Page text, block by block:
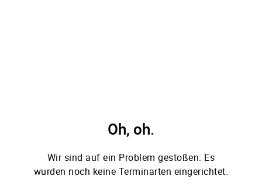
Oh, oh.
Wir sind auf ein Problem gestoßen: Es
wurden noch keine Terminarten eingerichtet.